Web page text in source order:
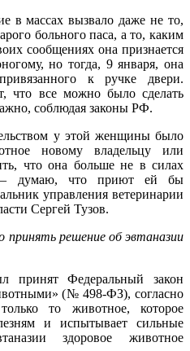
в массах вызвало даже не то,
больного паса, а то, каким
сообщениях она признается
но тогда, 9 января, она
к ручке двери.
что все можно было сделать
соблюдая законы РФ.
у этой женщины было
новому владельцу или
что она больше не в силах
— думаю, что приют ей бы
управления ветеринарии
Сергей Тузов.
принять решение об эвтаназии
Федеральный закон
(№ 498-ФЗ), согласно
то животное, которое
и испытывает сильные
здоровое животное